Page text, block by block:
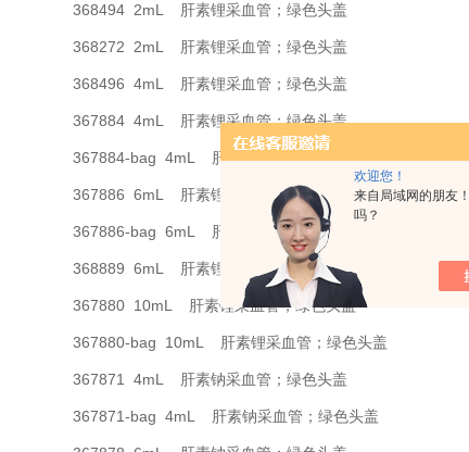
欢迎您！
来自局域网的朋友
吗？
368494 2mL 肝素锂采血管；绿色头盖
368272 2mL 肝素锂采血管；绿色头盖
368496 4mL 肝素锂采血管；绿色头盖
367884 4mL 肝素锂采血管；绿色头盖
367884-bag 4mL 肝素锂采血管；绿色头盖
367886 6mL 肝素锂采血管；绿色头盖
367886-bag 6mL 肝素锂采血管；绿色头盖
368889 6mL 肝素锂采血管；绿色头盖
367880 10mL 肝素锂采血管；绿色头盖
367880-bag 10mL 肝素锂采血管；绿色头盖
367871 4mL 肝素钠采血管；绿色头盖
367871-bag 4mL 肝素钠采血管；绿色头盖